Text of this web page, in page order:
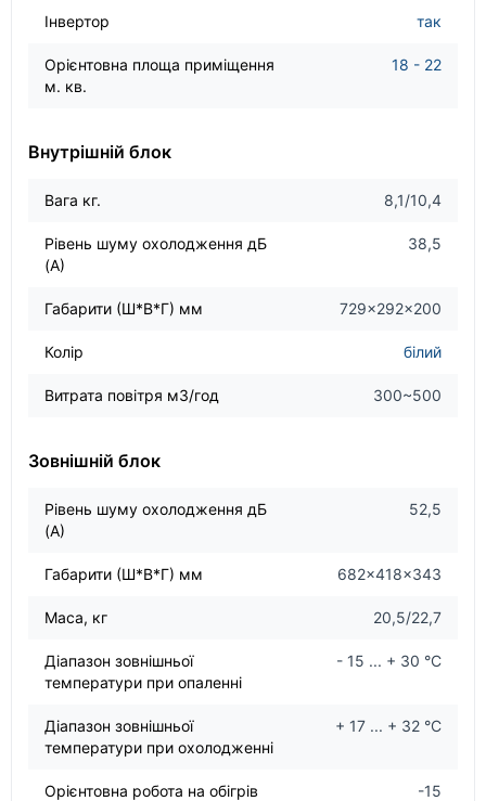
Інвертор так
Орієнтовна площа приміщення
м. кв.
18 - 22
Внутрішній блок
Вага кг. 8,1/10,4
Рівень шуму охолодження дБ
(А)
38,5
Габарити (Ш*В*Г) мм 729×292×200
Колір білий
Витрата повітря м3/год 300~500
Зовнішній блок
Рівень шуму охолодження дБ
(А)
52,5
Габарити (Ш*В*Г) мм 682×418×343
Маса, кг 20,5/22,7
Діапазон зовнішньої
температури при опаленні
- 15 ... + 30 °C
Діапазон зовнішньої
температури при охолодженні
+ 17 ... + 32 °C
Орієнтовна робота на обігрів
-15